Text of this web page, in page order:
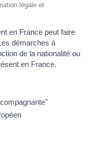
légale et
en France peut faire
démarches à
de la nationalité ou
en France.